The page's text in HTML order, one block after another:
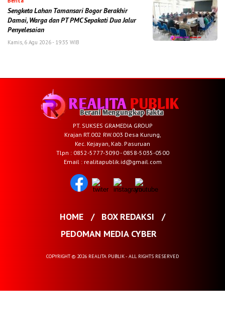
Sengketa Lahan Tamansari Bogor Berakhir
Damai, Warga dan PT PMC Sepakati Dua Jalur
Penyelesaian
Kamis, 6 Agu 2026 - 19:35 WIB
PT. SUKSES GRAMEDIA GROUP
Krajan RT.002 RW.003 Desa Kurung,
Kec. Kejayan, Kab. Pasuruan
Tlpn : 0852-5777-3090 - 0858-5035-0500
Email : realitapublik.id@gmail.com
HOME
BOX REDAKSI
PEDOMAN MEDIA CYBER
COPYRIGHT © 2026 REALITA PUBLIK - ALL RIGHTS RESERVED